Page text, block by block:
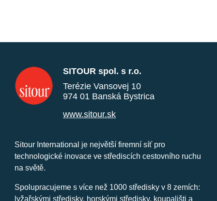
SITOUR spol. s r.o.
Terézie Vansovej 10
974 01 Banská Bystrica
www.sitour.sk
Sitour International je největší firemní síť pro
technologické inovace ve střediscích cestovního ruchu
na světě.
Spolupracujeme s více než 1000 středisky v 8 zemích:
lyžařskými středisky, horskými středisky, koupališti a